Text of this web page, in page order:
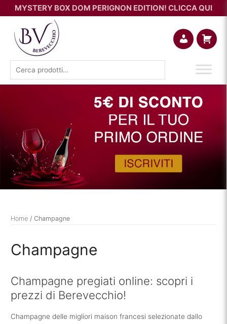
MYSTERY BOX DOM PERIGNON EDITION! CLICCA QUI
Cerca:
Home / Champagne
Champagne
Champagne pregiati online: scopri i
prezzi di Berevecchio!
Champagne delle migliori maison francesi selezionate dallo